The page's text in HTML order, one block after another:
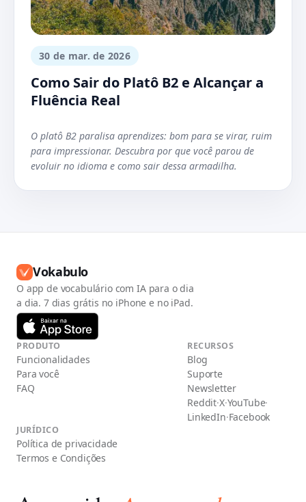
30 de mar. de 2026
Como Sair do Platô B2 e Alcançar a
Fluência Real
O platô B2 paralisa aprendizes: bom para se virar, ruim
para impressionar. Descubra por que você parou de
evoluir no idioma e como sair dessa armadilha.
Vokabulo
O app de vocabulário com IA para o dia
a dia. 7 dias grátis no iPhone e no iPad.
PRODUTO
Funcionalidades
Para você
FAQ
RECURSOS
Blog
Suporte
Newsletter
Reddit·X·YouTube·
LinkedIn·Facebook
JURÍDICO
Política de privacidade
Termos e Condições